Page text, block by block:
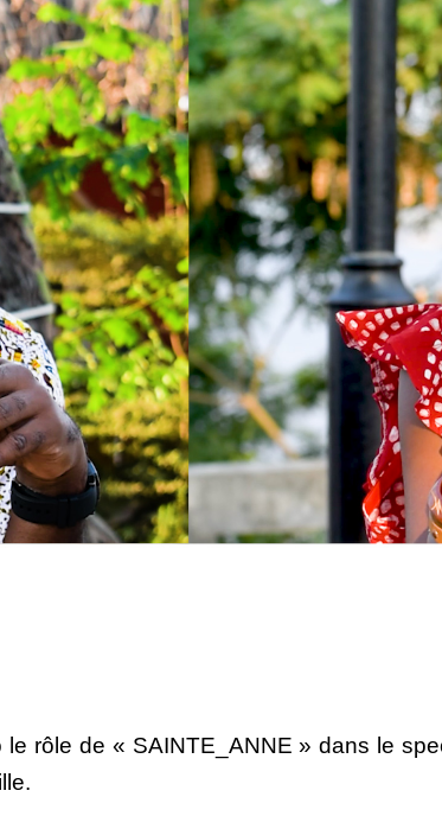
rôle de « SAINTE_ANNE » dans le